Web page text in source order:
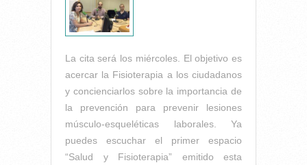
La cita será los miércoles. El objetivo es
acercar la Fisioterapia a los ciudadanos
y concienciarlos sobre la importancia de
la prevención para prevenir lesiones
músculo-esqueléticas laborales. Ya
puedes escuchar el primer espacio
“Salud y Fisioterapia” emitido esta